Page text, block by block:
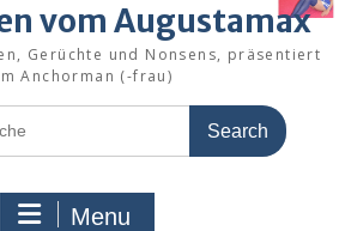
vom Augustamax
Gerüchte und Nonsens, präsentiert
Anchorman (-frau)
Menu